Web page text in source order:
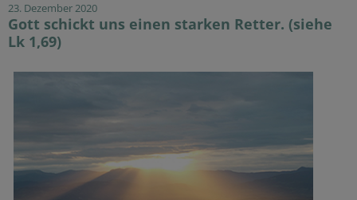
23. Dezember 2020
Gott schickt uns einen starken Retter. (siehe
Lk 1,69)